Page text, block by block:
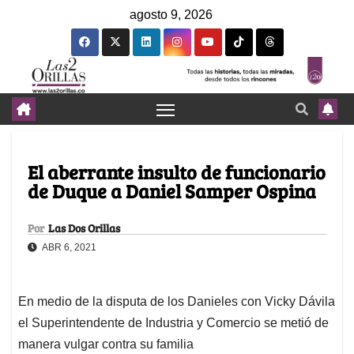
agosto 9, 2026
El aberrante insulto de funcionario
de Duque a Daniel Samper Ospina
Por Las Dos Orillas
ABR 6, 2021
En medio de la disputa de los Danieles con Vicky Dávila
el Superintendente de Industria y Comercio se metió de
manera vulgar contra su familia